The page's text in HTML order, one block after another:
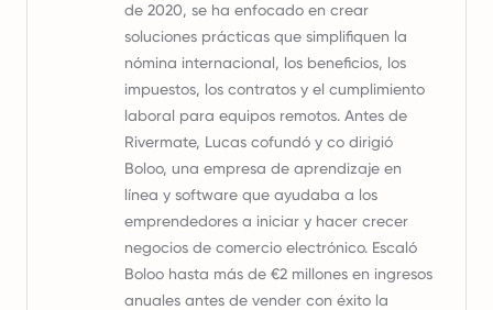
de 2020, se ha enfocado en crear
soluciones prácticas que simplifiquen la
nómina internacional, los beneficios, los
impuestos, los contratos y el cumplimiento
laboral para equipos remotos. Antes de
Rivermate, Lucas cofundó y co dirigió
Boloo, una empresa de aprendizaje en
línea y software que ayudaba a los
emprendedores a iniciar y hacer crecer
negocios de comercio electrónico. Escaló
Boloo hasta más de €2 millones en ingresos
anuales antes de vender con éxito la